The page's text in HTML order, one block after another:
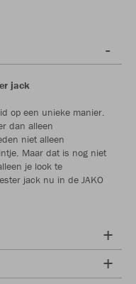
jack
op een unieke manier.
dan alleen
niet alleen
Maar dat is nog niet
je look te
jack nu in de JAKO